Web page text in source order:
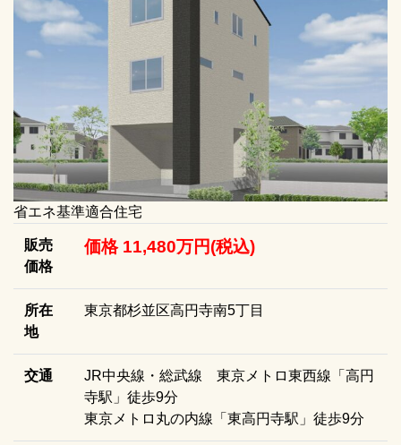
省エネ基準適合住宅
販売
価格
価格 11,480万円(税込)
所在
地
東京都杉並区高円寺南5丁目
交通
JR中央線・総武線 東京メトロ東西線「高円
寺駅」徒歩9分
東京メトロ丸の内線「東高円寺駅」徒歩9分